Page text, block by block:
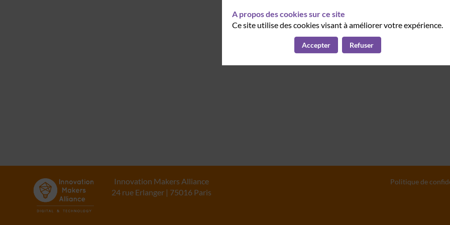
Innovation Makers Alliance
24 rue Erlanger | 75016 Paris
Politique de
A propos des cookies sur ce site
Ce site utilise des cookies visant à améliorer votre expérience.
Accepter Refuser